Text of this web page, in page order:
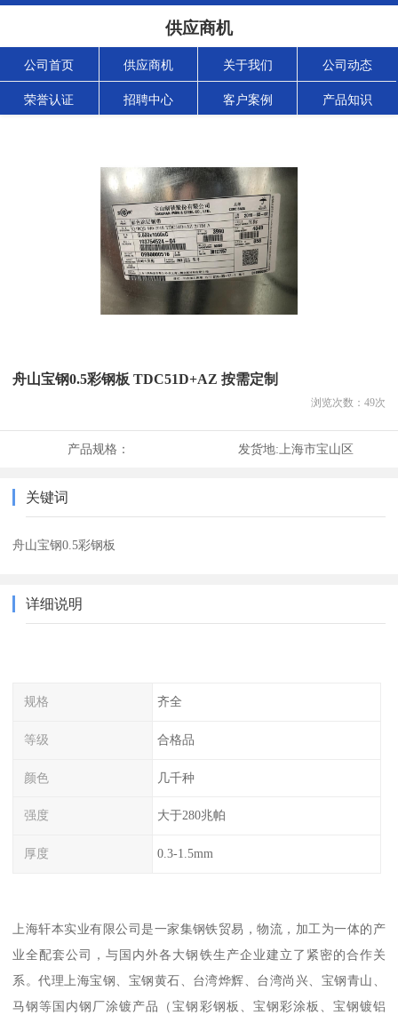
供应商机
公司首页 供应商机 关于我们 公司动态
荣誉认证 招聘中心 客户案例 产品知识
舟山宝钢0.5彩钢板 TDC51D+AZ 按需定制
浏览次数： 49次
产品规格： 发货地: 上海市宝山区
关键词
舟山宝钢0.5彩钢板
详细说明
规格 齐全
等级 合格品
颜色 几千种
强度 大于280兆帕
厚度 0.3-1.5mm
上海轩本实业有限公司是一家集钢铁贸易，物流，加工为一体的产
业全配套公司，与国内外各大钢铁生产企业建立了紧密的合作关
系。代理上海宝钢、宝钢黄石、台湾烨辉、台湾尚兴、宝钢青山、
马钢等国内钢厂涂镀产品（宝钢彩钢板、宝钢彩涂板、宝钢镀铝